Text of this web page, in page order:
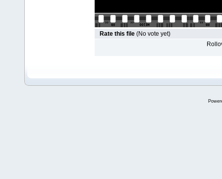
Rate this file (No vote yet)